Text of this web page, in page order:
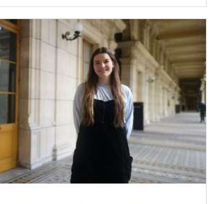
campagnes de
formation des agents ou encore
enjeux sanitaires et agricoles. Un
au plus près des besoins des
politiques publiques portées par le